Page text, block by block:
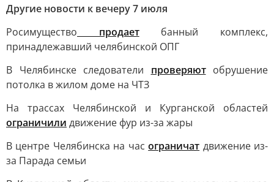
Другие новости к вечеру 7 июля
Росимущество продаетбанный комплекс,
принадлежавший челябинской ОПГ
В Челябинске следователи проверяютобрушение
потолка в жилом доме на ЧТЗ
На трассах Челябинской и Курганской областей
ограничили движение фур из-за жары
В центре Челябинска на часограничат движение из-
за Парада семьи